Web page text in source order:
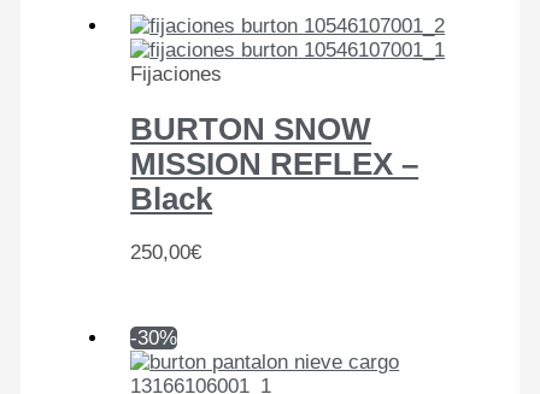
Fijaciones
BURTON SNOW
MISSION REFLEX –
Black
250,00€
-30%